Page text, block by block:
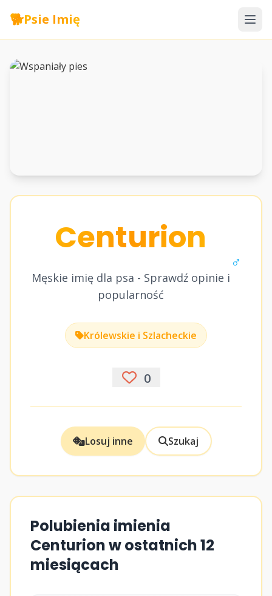
🐕Psie Imię
Centurion
Męskie imię dla psa - Sprawdź opinie i
popularność
♂
Królewskie i Szlacheckie
0
Losuj inne Szukaj
Polubienia imienia
Centurion w ostatnich 12
miesiącach